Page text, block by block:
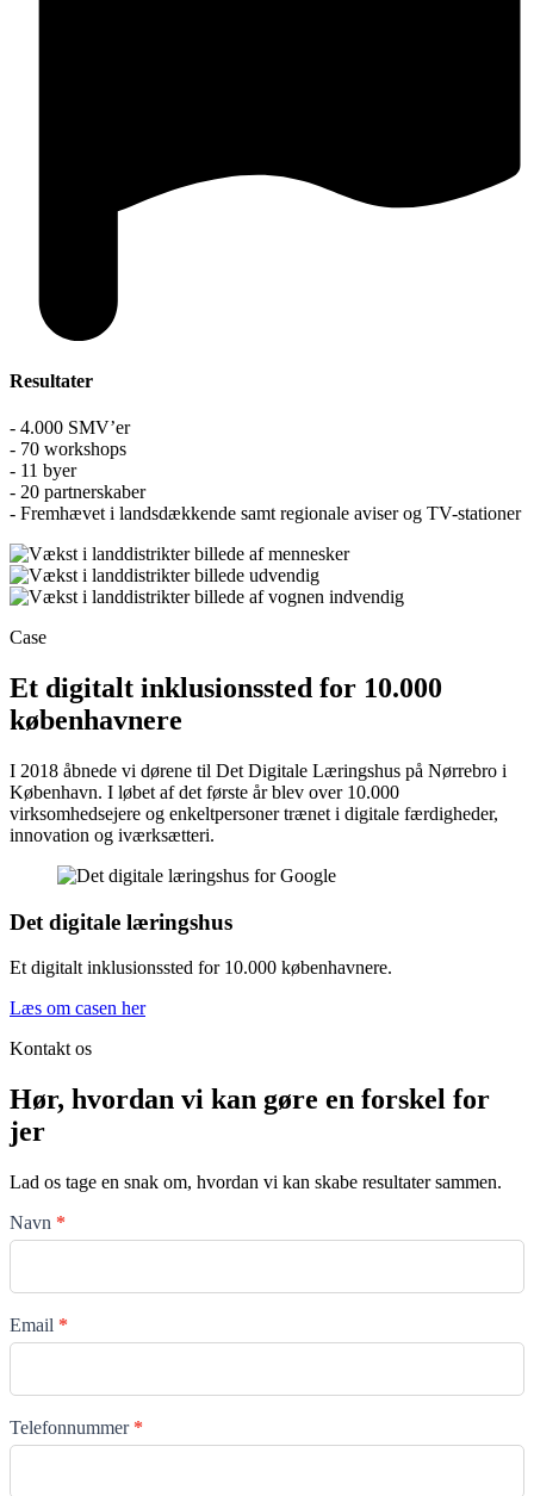
Resultater
- 4.000 SMV’er
- 70 workshops
- 11 byer
- 20 partnerskaber
- Fremhævet i landsdækkende samt regionale aviser og TV-stationer
Case
Et digitalt inklusionssted for 10.000
københavnere
I 2018 åbnede vi dørene til Det Digitale Læringshus på Nørrebro i
København. I løbet af det første år blev over 10.000
virksomhedsejere og enkeltpersoner trænet i digitale færdigheder,
innovation og iværksætteri.
Det digitale læringshus
Et digitalt inklusionssted for 10.000 københavnere.
Læs om casen her
Kontakt os
Hør, hvordan vi kan gøre en forskel for
jer
Lad os tage en snak om, hvordan vi kan skabe resultater sammen.
Kontaktformular
Navn *
Email *
Telefonnummer *